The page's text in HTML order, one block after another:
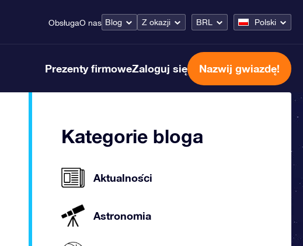
ObsługaO nas Blog Z okazji BRL Polski
Prezenty firmoweZaloguj się Nazwij gwiazdę!
Kategorie bloga
Aktualności
Astronomia